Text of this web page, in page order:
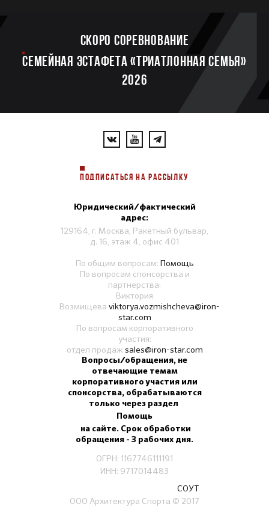
Скоро соревнование
Семейная эстафета «Триатлонная семья»
2026
ПОДПИСАТЬСЯ НА РАССЫЛКУ
Юридический/фактический
адрес:
129164, г. Москва, Ракетный бульвар,
д. 16, этаж 4, офис 401
По общим вопросам: Помощь
По вопросам спонсорства и
партнерства:
Виктория
Возмищева viktorya.vozmishcheva@iron-
star.com
По вопросам корпоративного
участия:
отдел продаж sales@iron-star.com
Вопросы/обращения, не
отвечающие темам
корпоративного участия или
спонсорства, обрабатываются
только через раздел
Помощь
на сайте. Срок обработки
обращения - 3 рабочих дня.
ОГРН: 1167746111191
ИНН: 9717014483
СОУТ
ООО Архитектура Спорта © 2017